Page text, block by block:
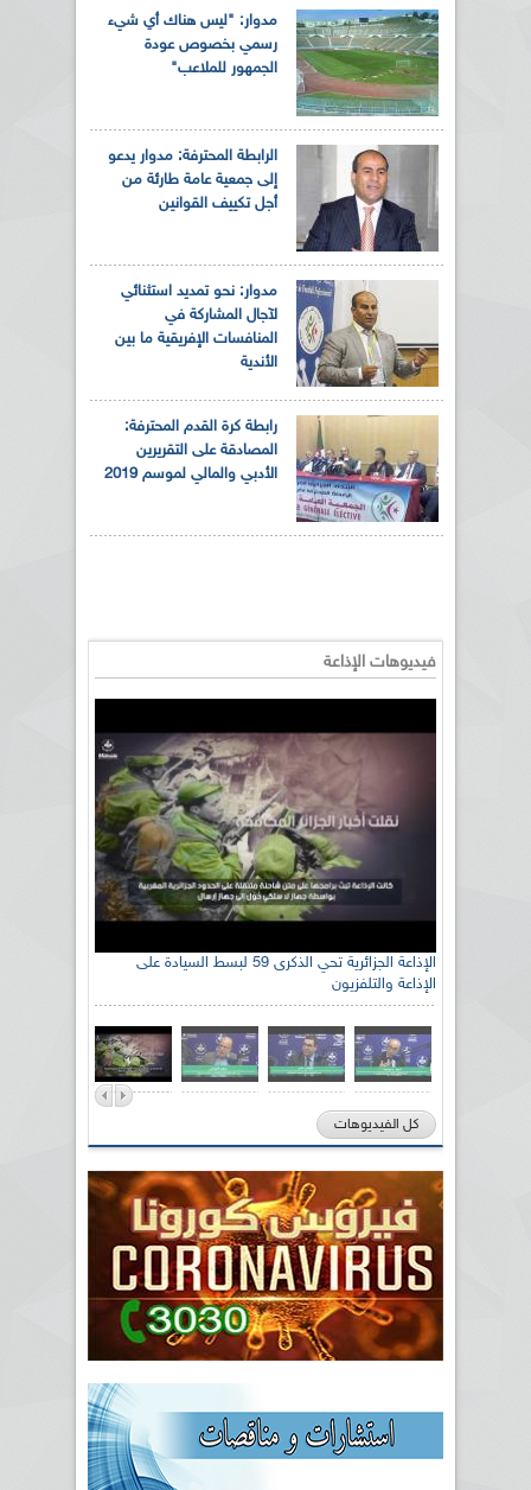
مدوار: "ليس هناك أي شيء
رسمي بخصوص عودة
الجمهور للملاعب"
الرابطة المحترفة: مدوار يدعو
إلى جمعية عامة طارئة من
أجل تكييف القوانين
مدوار: نحو تمديد استثنائي
لآجال المشاركة في
المنافسات الإفريقية ما بين
الأندية
رابطة كرة القدم المحترفة:
المصادقة على التقريرين
الأدبي والمالي لموسم 2019
فيديوهات الإذاعة
الإذاعة الجزائرية تحي الذكرى 59 لبسط السيادة على
الإذاعة والتلفزيون
كل الفيديوهات